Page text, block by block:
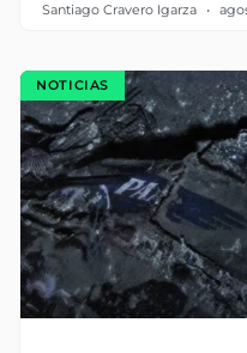
Santiago Cravero Igarza
NOTICIAS